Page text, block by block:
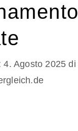
4. Agosto 2025 di